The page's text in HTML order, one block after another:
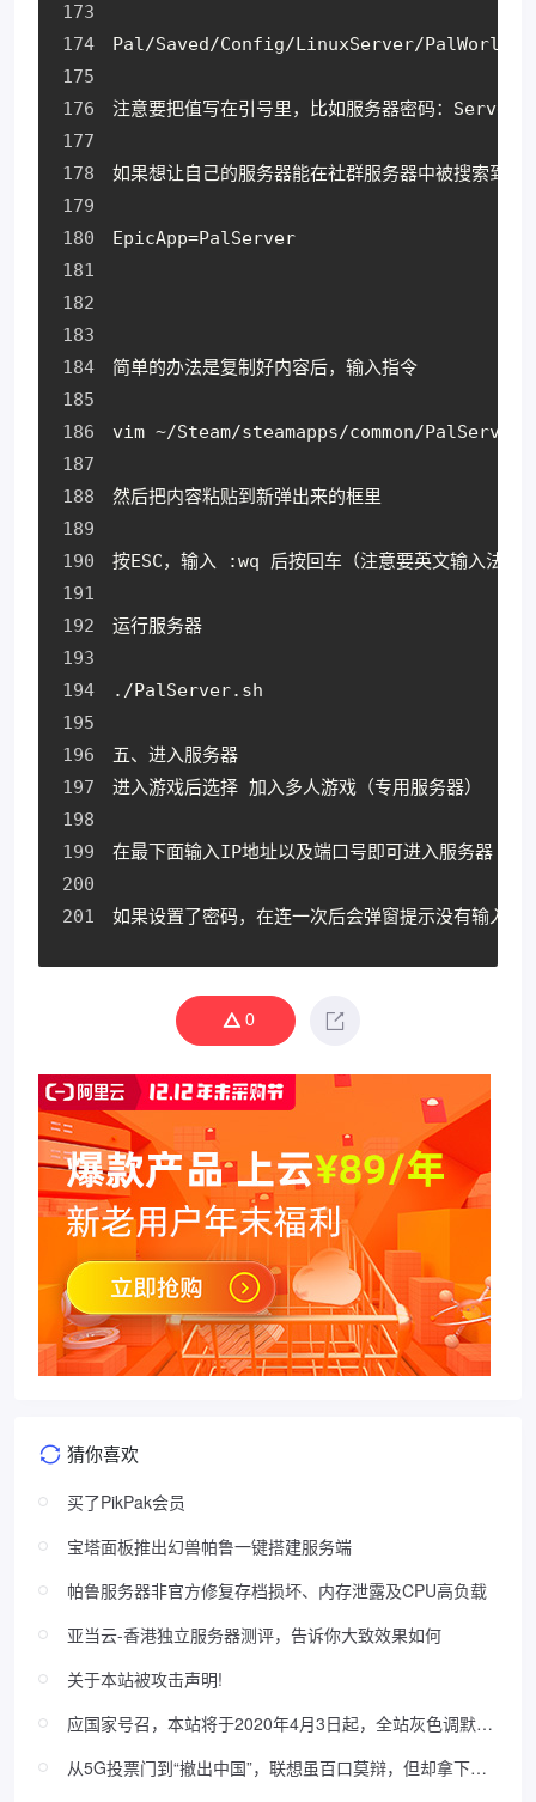
Pal/Saved/Config/LinuxServer/
注意要把值写在引号里，比如服务器密码：
如果想让自己的服务器能在社群服务器中被搜索到，
EpicApp=PalServer
简单的办法是复制好内容后，输入指令
vim ~/Steam/steamapps/common/
然后把内容粘贴到新弹出来的框里
按ESC，输入 :wq 后按回车（注意要英文输入法，
运行服务器
./PalServer.sh
五、进入服务器
进入游戏后选择 加入多人游戏（专用服务器）
在最下面输入IP地址以及端口号即可进入服务器
如果设置了密码，在连一次后会弹窗提示没有输入
0
猜你喜欢
买了PikPak会员
宝塔面板推出幻兽帕鲁一键搭建服务端
帕鲁服务器非官方修复存档损坏、内存泄露及CPU高负载
亚当云-香港独立服务器测评，告诉你大致效果如何
关于本站被攻击声明!
应国家号召，本站将于2020年4月3日起，全站灰色调默哀
从5G投票门到“撤出中国”，联想虽百口莫辩，但却拿下世